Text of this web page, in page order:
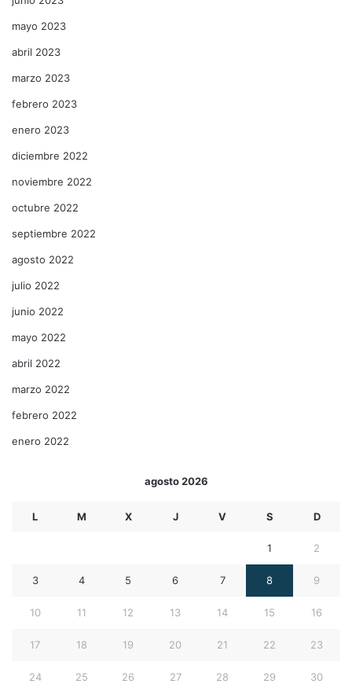
mayo 2023
abril 2023
marzo 2023
febrero 2023
enero 2023
diciembre 2022
noviembre 2022
octubre 2022
septiembre 2022
agosto 2022
julio 2022
junio 2022
mayo 2022
abril 2022
marzo 2022
febrero 2022
enero 2022
agosto 2026
L M X J V S D
1 2
3 4 5 6 7 8 9
10 11 12 13 14 15 16
17 18 19 20 21 22 23
24 25 26 27 28 29 30